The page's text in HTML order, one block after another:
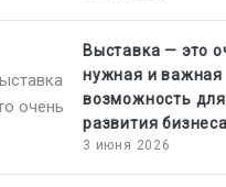
Выставка — это
нужная и важная
возможность для
развития бизнеса
3 июня 2026